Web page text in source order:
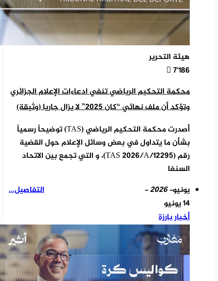
هيئة التحرير
7٬186
محكمة التحكيم الرياضي تنفي ادعاءات الإعلام الجزائري
وتؤكد أن ملف نهائي “كان 2025” لا يزال جاريا (وثيقة)
أصدرت محكمة التحكيم الرياضي (TAS) توضيحاً رسمياً
بشأن ما يتداول في بعض وسائل الإعلام حول القضية
رقم (TAS 2026/A/12295)، و التي تجمع بين الاتحاد
السنغا
التفاصيل...
يونيو- 2026 -
14 يونيو
أخبار بارزة